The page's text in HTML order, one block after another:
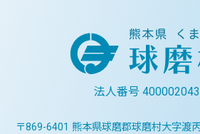
法人番号
〒869-6401 熊本県球磨郡球磨村大字渡